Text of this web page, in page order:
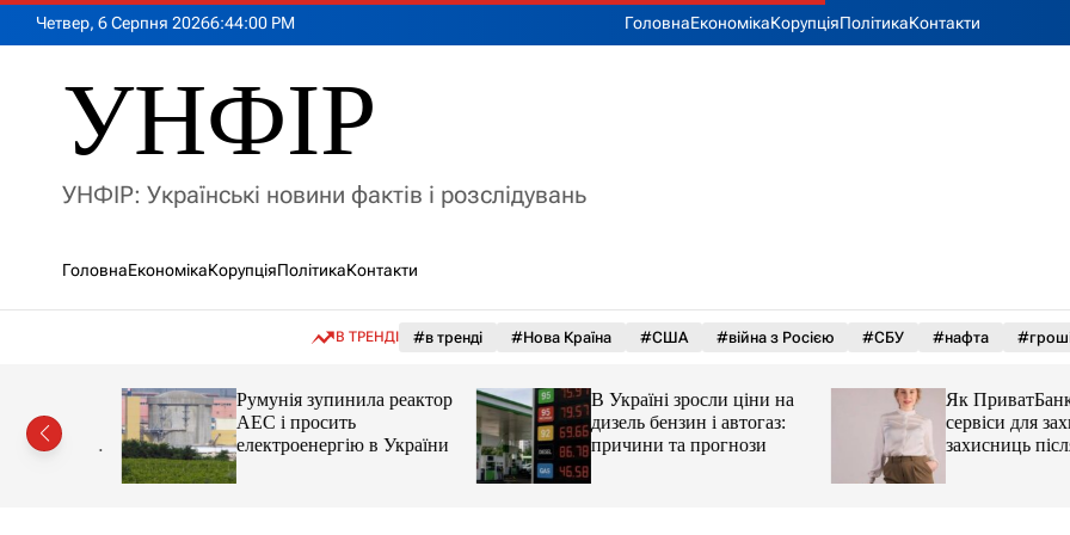
Четвер, 6 Серпня 20266:44:01 PM ГоловнаЕкономікаКорупціяПолітикаКонтакти
УНФІР
УНФІР: Українські новини фактів і розслідувань
ГоловнаЕкономікаКорупціяПолітикаКонтакти
В ТРЕНДІ #в тренді #Нова Країна #США #війна з Росією #СБУ #нафта
цін і
Румунія зупинила реактор
АЕС і просить
електроенергію в України
В Україні зросли ціни на
дизель бензин і автогаз:
причини та прогнози
Як ПриватБанк
сервіси для
захисниць після